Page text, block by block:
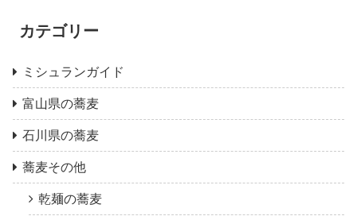
カテゴリー
ミシュランガイド
富山県の蕎麦
石川県の蕎麦
蕎麦その他
乾麺の蕎麦